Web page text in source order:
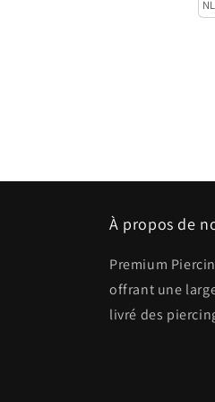
À propos de
Premium
offrant une
livré des